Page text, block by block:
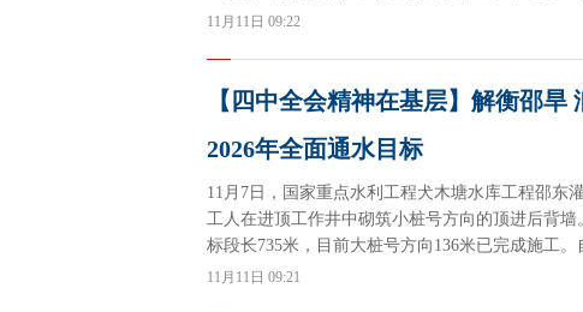
11月11日 09:22
【四中全会精神在基层】解衡邵
2026年全面通水目标
11月7日，国家重点水利工程犬木塘水库工程邵东
工人在进顶工作井中砌筑小桩号方向的顶进后背
标段长735米，目前大桩号方向136米已完成施工
业。
11月11日 09:21